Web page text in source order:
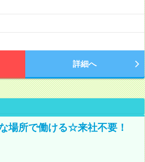
詳細へ
場所で働ける☆来社不要！